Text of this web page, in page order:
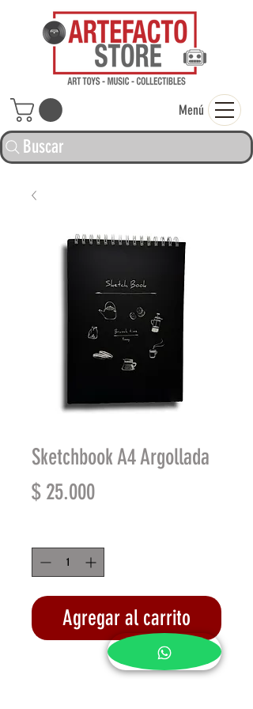
Buscar
Menú
Sketchbook A4 Argollada
$ 25.000Precio
Agregar al carrito
Realizar compra